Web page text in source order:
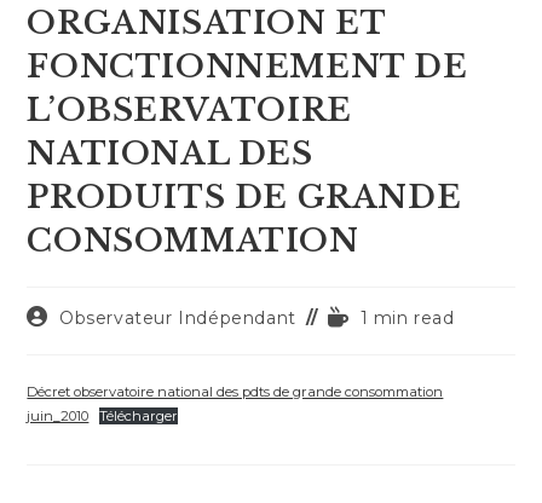
ORGANISATION ET
FONCTIONNEMENT DE
L’OBSERVATOIRE
NATIONAL DES
PRODUITS DE GRANDE
CONSOMMATION
Auteur/autrice
publication :
Observateur Indépendant
Temps1 min read
Décret observatoire national des pdts de grande consommation
juin_2010
Télécharger